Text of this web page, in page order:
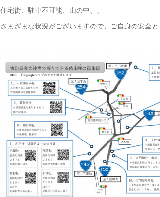
住宅街、駐車不可能、山の中、、
さまざまな状況がございますので、ご自身の安全